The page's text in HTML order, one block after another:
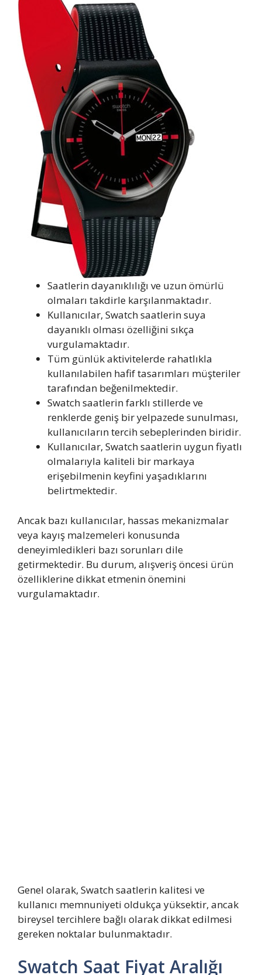
Saatlerin dayanıklılığı ve uzun ömürlü
olmaları takdirle karşılanmaktadır.
Kullanıcılar, Swatch saatlerin suya
dayanıklı olması özelliğini sıkça
vurgulamaktadır.
Tüm günlük aktivitelerde rahatlıkla
kullanılabilen hafif tasarımları müşteriler
tarafından beğenilmektedir.
Swatch saatlerin farklı stillerde ve
renklerde geniş bir yelpazede sunulması,
kullanıcıların tercih sebeplerinden biridir.
Kullanıcılar, Swatch saatlerin uygun fiyatlı
olmalarıyla kaliteli bir markaya
erişebilmenin keyfini yaşadıklarını
belirtmektedir.
Ancak bazı kullanıcılar, hassas mekanizmalar
veya kayış malzemeleri konusunda
deneyimledikleri bazı sorunları dile
getirmektedir. Bu durum, alışveriş öncesi ürün
özelliklerine dikkat etmenin önemini
vurgulamaktadır.
Genel olarak, Swatch saatlerin kalitesi ve
kullanıcı memnuniyeti oldukça yüksektir, ancak
bireysel tercihlere bağlı olarak dikkat edilmesi
gereken noktalar bulunmaktadır.
Swatch Saat Fiyat Aralığı